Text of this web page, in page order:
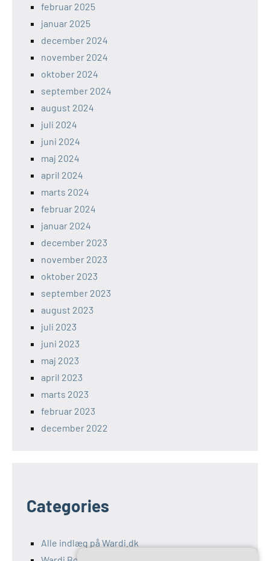
februar 2025
januar 2025
december 2024
november 2024
oktober 2024
september 2024
august 2024
juli 2024
juni 2024
maj 2024
april 2024
marts 2024
februar 2024
januar 2024
december 2023
november 2023
oktober 2023
september 2023
august 2023
juli 2023
juni 2023
maj 2023
april 2023
marts 2023
februar 2023
december 2022
Categories
Alle indlæg på Wardi.dk